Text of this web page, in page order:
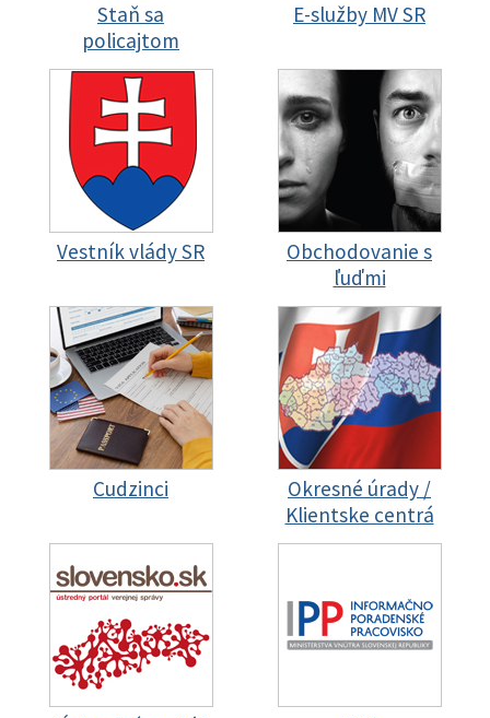
Staň sa
policajtom
E-služby MV SR
Vestník vlády SR
Obchodovanie s
ľuďmi
Cudzinci
Okresné úrady /
Klientske centrá